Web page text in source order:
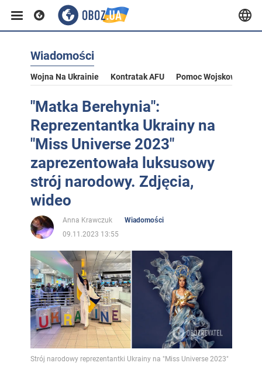
Wiadomości
Wojna Na Ukrainie Kontratak AFU Pomoc Wojskowa Dla
"Matka Berehynia":
Reprezentantka Ukrainy na
"Miss Universe 2023"
zaprezentowała luksusowy
strój narodowy. Zdjęcia,
wideo
Anna Krawczuk
Wiadomości
09.11.2023 13:55
Strój narodowy reprezentantki Ukrainy na "Miss Universe 2023"